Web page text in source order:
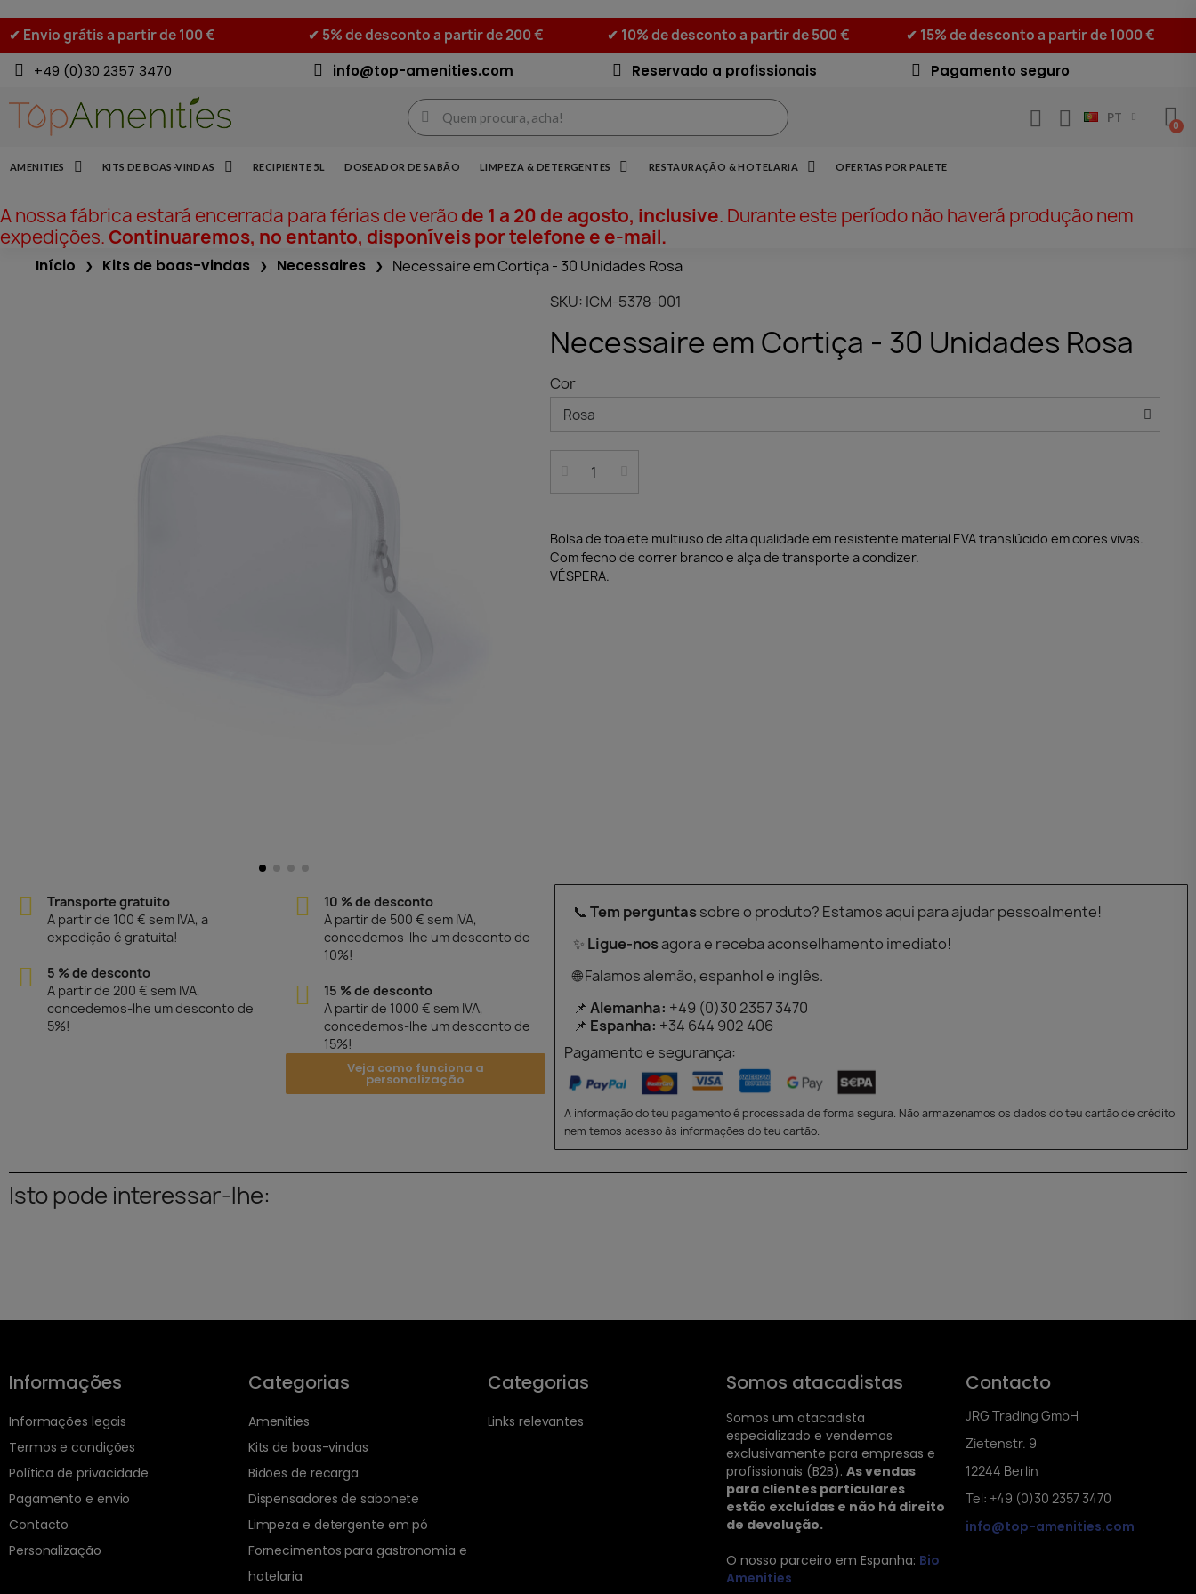
✔ Envio grátis a partir de 100 € ✔ 5% de desconto a partir de 200 € ✔ 10% de desconto a partir de 500 €
✔ 15% de desconto a partir de 1000 €
+49 (0)30 2357 3470
info@top-amenities.com Reservado a profissionais Pagamento seguro
PT
AMENITIES KITS DE BOAS-VINDAS RECIPIENTE 5L DOSEADOR DE SABÃO LIMPEZA & DETERGENTES RESTAURAÇÃO & HOTELARIA OFERTAS POR PALETE
A nossa fábrica estará encerrada para férias de verãode 1 a 20 de agosto, inclusive. Durante este período não haverá produção nem
expedições. Continuaremos, no entanto, disponíveis por telefone e e-mail.
Início Kits de boas-vindas Necessaires
Necessaire em Cortiça - 30 Unidades Rosa
SKU ICM-5378-001
Necessaire em Cortiça - 30 Unidades Rosa
Cor
Bolsa de toalete multiuso de alta qualidade em resistente material EVA translúcido em cores vivas.
Com fecho de correr branco e alça de transporte a condizer.
VÉSPERA.
Transporte gratuito
A partir de 100 € sem IVA, a
expedição é gratuita!
5 % de desconto
A partir de 200 € sem IVA,
concedemos-lhe um desconto de
5%!
10 % de desconto
A partir de 500 € sem IVA,
concedemos-lhe um desconto de
10%!
15 % de desconto
A partir de 1000 € sem IVA,
concedemos-lhe um desconto de
15%!
Veja como funciona a
personalização
📞 Tem perguntassobre o produto? Estamos aqui para ajudar pessoalmente!
✨ Ligue-nosagora e receba aconselhamento imediato!
🌐 Falamos alemão, espanhol e inglês.
📌 Alemanha: +49 (0)30 2357 3470
📌 Espanha: +34 644 902 406
Pagamento e segurança:
A informação do teu pagamento é processada de forma segura. Não armazenamos os dados do teu cartão de crédito
nem temos acesso às informações do teu cartão.
Isto pode interessar-lhe:
Informações
Informações legais
Termos e condições
Política de privacidade
Pagamento e envio
Contacto
Personalização
Categorias
Amenities
Kits de boas-vindas
Bidões de recarga
Dispensadores de sabonete
Limpeza e detergente em pó
Fornecimentos para gastronomia e
hotelaria
Categorias
Links relevantes
Somos atacadistas
Somos um atacadista
especializado e vendemos
exclusivamente para empresas e
profissionais (B2B).As vendas
para clientes particulares
estão excluídas e não há direito
de devolução.
O nosso parceiro em Espanha: Bio
Amenities
Contacto
JRG Trading GmbH
Zietenstr. 9
12244 Berlin
Tel: +49 (0)30 2357 3470
info@top-amenities.com